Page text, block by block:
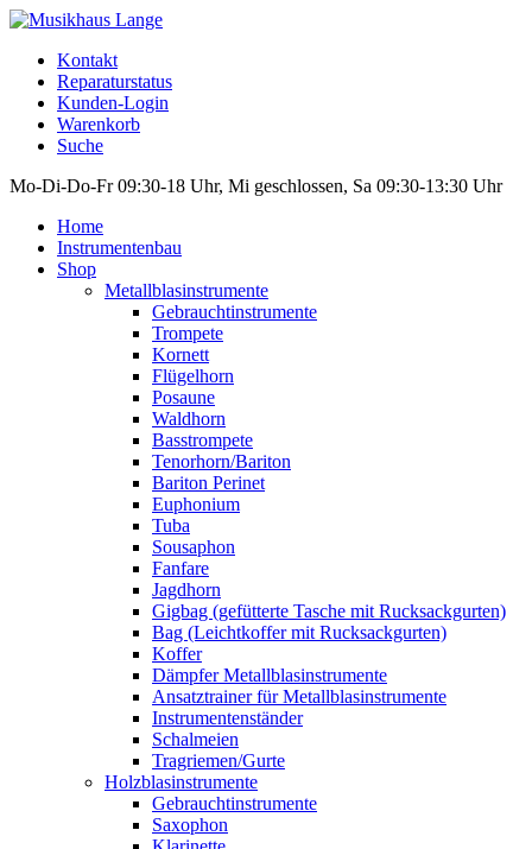
Kontakt
Reparaturstatus
Kunden-Login
Warenkorb
Suche
Mo-Di-Do-Fr 09:30-18 Uhr, Mi geschlossen, Sa 09:30-13:30 Uhr
Home
Instrumentenbau
Shop
Metallblasinstrumente
Gebrauchtinstrumente
Trompete
Kornett
Flügelhorn
Posaune
Waldhorn
Basstrompete
Tenorhorn/Bariton
Bariton Perinet
Euphonium
Tuba
Sousaphon
Fanfare
Jagdhorn
Gigbag (gefütterte Tasche mit Rucksackgurten)
Bag (Leichtkoffer mit Rucksackgurten)
Koffer
Dämpfer Metallblasinstrumente
Ansatztrainer für Metallblasinstrumente
Instrumentenständer
Schalmeien
Tragriemen/Gurte
Holzblasinstrumente
Gebrauchtinstrumente
Saxophon